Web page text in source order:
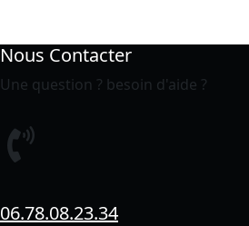
Nous Contacter
Une question ? besoin d'aide ?
06.78.08.23.34